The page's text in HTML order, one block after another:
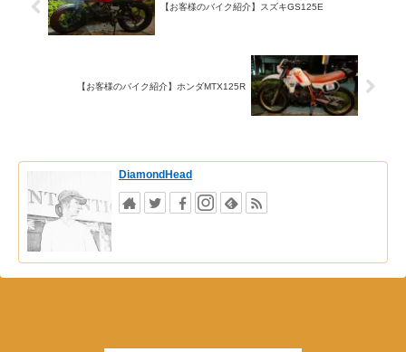
【お客様のバイク紹介】スズキGS125E
【お客様のバイク紹介】ホンダMTX125R
DiamondHead